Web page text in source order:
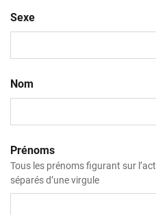
Sexe
Nom
Prénoms
Tous les prénoms figurant sur
séparés d’une virgule